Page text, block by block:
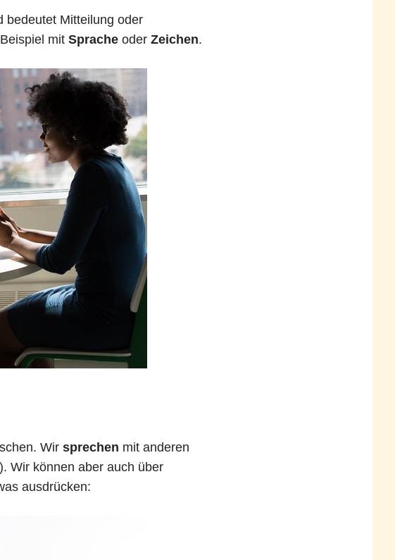
bedeutet Mitteilung oder
mit Sprache oder Zeichen.
Wir sprechen mit anderen
Wir können aber auch über
ausdrücken: